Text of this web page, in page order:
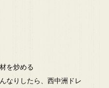
を炒める
なりしたら、西中洲ドレ